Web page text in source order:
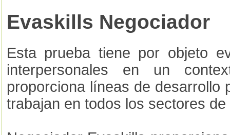
Evaskills Negociador
Esta prueba tiene por objeto
interpersonales en un
proporciona líneas de desarrollo
trabajan en todos los sectores